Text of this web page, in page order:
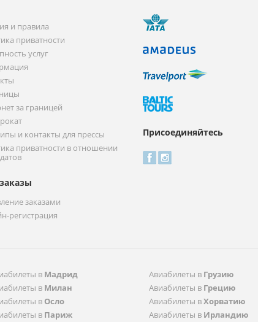
и правила
приватности
услуг
за границей
и контакты для прессы
приватности в отношении
заказами
регистрация
Присоединяйтесь
в Мадрид
в Милан
в Осло
в Париж
Aвиабилеты в Грузию
Aвиабилеты в Грецию
Aвиабилеты вХорватию
Aвиабилеты в Ирландию